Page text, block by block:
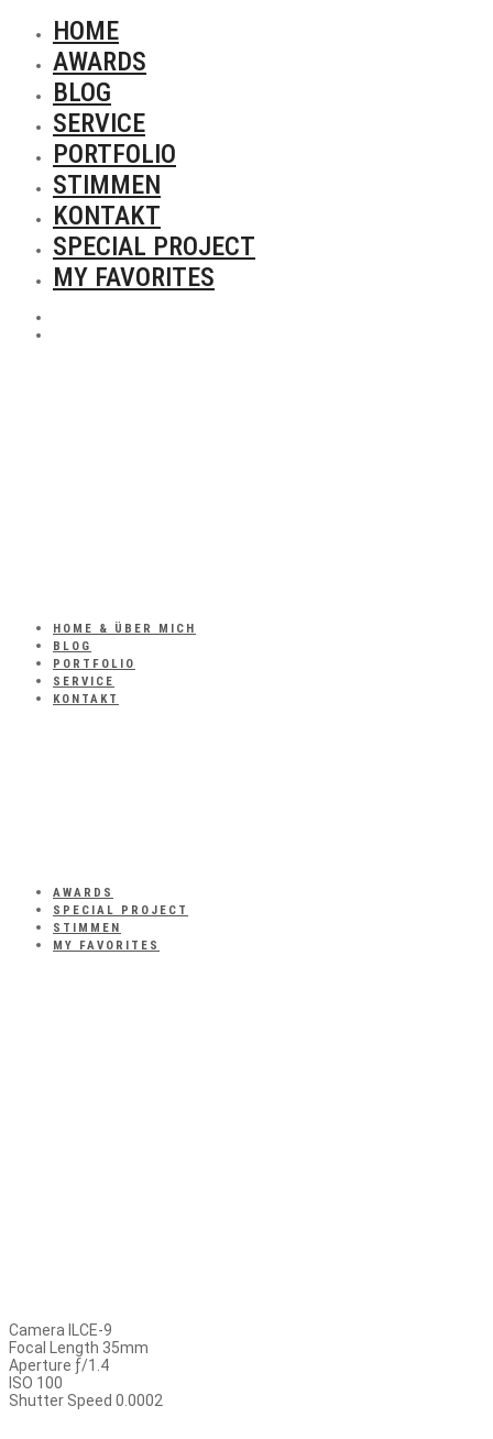
HOME
AWARDS
BLOG
SERVICE
PORTFOLIO
STIMMEN
KONTAKT
SPECIAL PROJECT
MY FAVORITES
HOME & ÜBER MICH
BLOG
PORTFOLIO
SERVICE
KONTAKT
AWARDS
SPECIAL PROJECT
STIMMEN
MY FAVORITES
Camera ILCE-9
Focal Length 35mm
Aperture ƒ/1.4
ISO 100
Shutter Speed 0.0002